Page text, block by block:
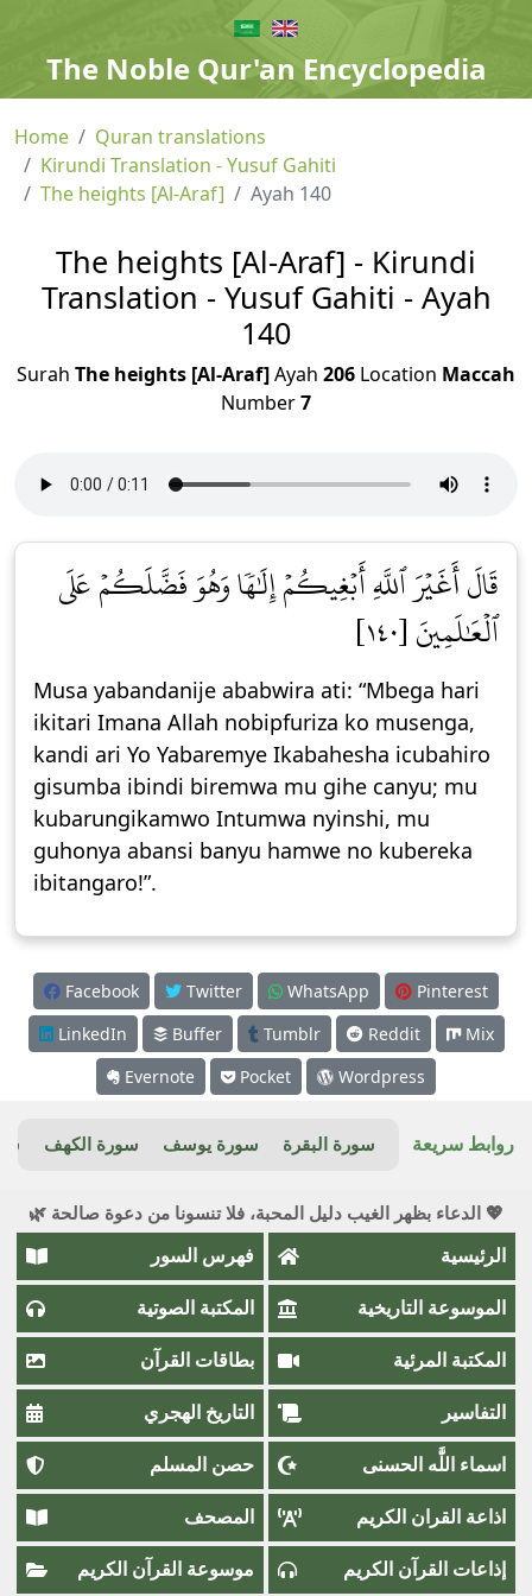
The Noble Qur'an Encyclopedia
Home
Quran translations
Kirundi Translation - Yusuf Gahiti
The heights [Al-Araf]
Ayah 140
The heights [Al-Araf] - Kirundi
Translation - Yusuf Gahiti - Ayah
140
Surah The heights [Al-Araf]Ayah 206 Location Maccah
Number7
قَالَ أَغَيۡرَ ٱللَّهِ أَبۡغِيكُمۡ إِلَٰهٗا وَهُوَ فَضَّلَكُمۡ عَلَى
ٱلۡعَٰلَمِينَ [١٤٠]
Musa yabandanije ababwira ati: “Mbega hari
ikitari Imana Allah nobipfuriza ko musenga,
kandi ari Yo Yabaremye Ikabahesha icubahiro
gisumba ibindi biremwa mu gihe canyu; mu
kubarungikamwo Intumwa nyinshi, mu
guhonya abansi banyu hamwe no kubereka
ibitangaro!”.
Facebook Twitter WhatsApp
Pinterest
LinkedIn
Buffer Tumblr Reddit
Mix
Evernote
Pocket Wordpress
روابط سريعة سورة البقرة سورة يوسف سورة الكهف
💖 الدعاء بظهر الغيب دليل المحبة، فلا تنسونا من دعوة صالحة 🌿
الرئيسية فهرس السور
الموسوعة التاريخية المكتبة الصوتية
المكتبة المرئية بطاقات القرآن
التفاسير التاريخ الهجري
اسماء اللَّٰه الحسنى حصن المسلم
اذاعة القران الكريم المصحف
إذاعات القرآن الكريم موسوعة القرآن الكريم